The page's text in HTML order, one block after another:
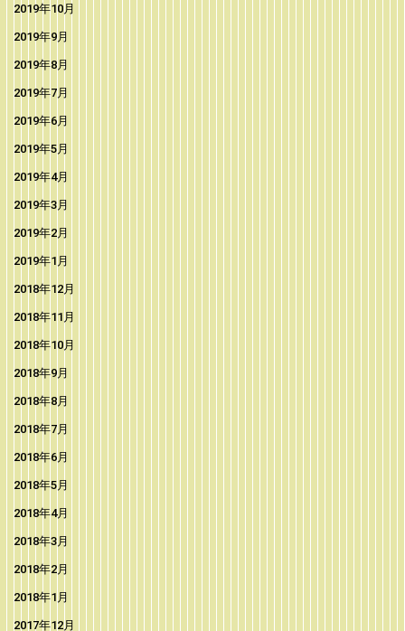
2019年10月
2019年9月
2019年8月
2019年7月
2019年6月
2019年5月
2019年4月
2019年3月
2019年2月
2019年1月
2018年12月
2018年11月
2018年10月
2018年9月
2018年8月
2018年7月
2018年6月
2018年5月
2018年4月
2018年3月
2018年2月
2018年1月
2017年12月